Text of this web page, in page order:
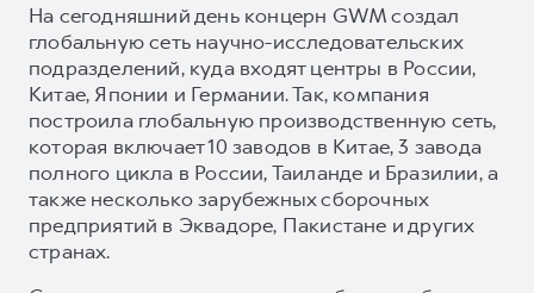
На сегодняшний день концерн GWM создал
глобальную сеть научно-исследовательских
подразделений, куда входят центры в России,
Китае, Японии и Германии. Так, компания
построила глобальную производственную сеть,
которая включает 10 заводов в Китае, 3 завода
полного цикла в России, Таиланде и Бразилии, а
также несколько зарубежных сборочных
предприятий в Эквадоре, Пакистане и других
странах.